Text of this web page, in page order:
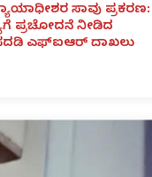
ಸಾವು ಪ್ರಕರಣ:
ಪ್ರಚೋದನೆ ನೀಡಿದ
ಎಫ್‌ಐಆರ್ ದಾಖಲು